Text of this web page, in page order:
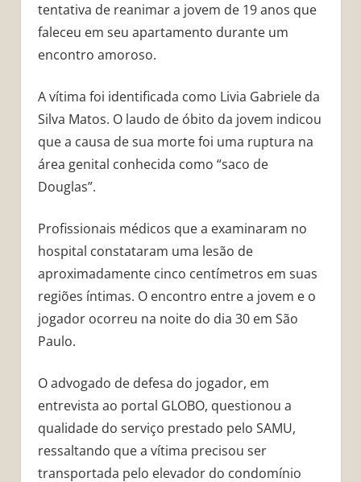
tentativa de reanimar a jovem de 19 anos que
faleceu em seu apartamento durante um
encontro amoroso.
A vítima foi identificada como Livia Gabriele da
Silva Matos. O laudo de óbito da jovem indicou
que a causa de sua morte foi uma ruptura na
área genital conhecida como “saco de
Douglas”.
Profissionais médicos que a examinaram no
hospital constataram uma lesão de
aproximadamente cinco centímetros em suas
regiões íntimas. O encontro entre a jovem e o
jogador ocorreu na noite do dia 30 em São
Paulo.
O advogado de defesa do jogador, em
entrevista ao portal GLOBO, questionou a
qualidade do serviço prestado pelo SAMU,
ressaltando que a vítima precisou ser
transportada pelo elevador do condomínio